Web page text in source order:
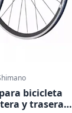
bicicleta
y trasera)